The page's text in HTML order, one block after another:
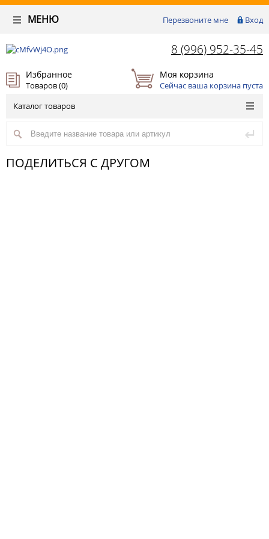
Перезвоните мне Вход
МЕНЮ
8 (996) 952-35-45
Избранное
Товаров (0)
Моя корзина
Сейчас ваша корзина пуста
Каталог товаров
ПОДЕЛИТЬСЯ С ДРУГОМ